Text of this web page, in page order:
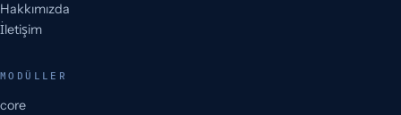
Hakkımızda
İletişim
MODÜLLER
core